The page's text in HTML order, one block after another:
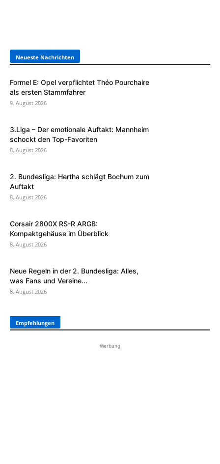
Neueste Nachrichten
Formel E: Opel verpflichtet Théo Pourchaire
als ersten Stammfahrer
9. August 2026
3.Liga – Der emotionale Auftakt: Mannheim
schockt den Top-Favoriten
8. August 2026
2. Bundesliga: Hertha schlägt Bochum zum
Auftakt
8. August 2026
Corsair 2800X RS-R ARGB:
Kompaktgehäuse im Überblick
8. August 2026
Neue Regeln in der 2. Bundesliga: Alles,
was Fans und Vereine...
8. August 2026
Empfehlungen
Werbung